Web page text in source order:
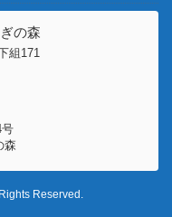
の森
組171
森
Reserved.